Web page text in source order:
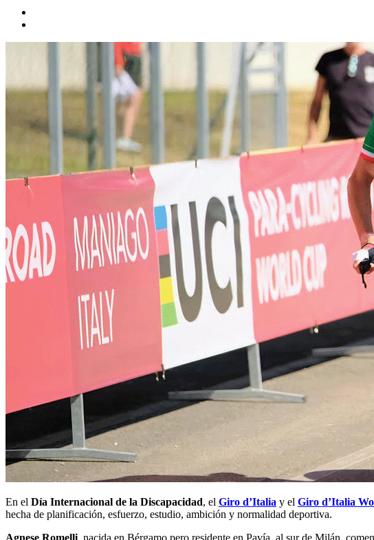
En el Día Internacional de la Discapacidad, el Giro d’Italia y el Giro d’Italia
hecha de planificación, esfuerzo, estudio, ambición y normalidad deportiva.